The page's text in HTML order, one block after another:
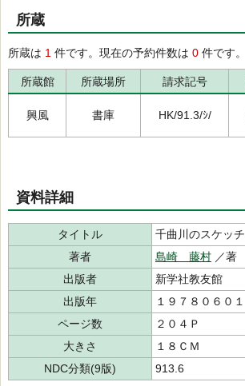
所蔵
所蔵は 1 件です。現在の予約件数は 0 件です。
所蔵館 所蔵場所 請求記号
興風 書庫 HK/91.3/ｼ/
資料詳細
タイトル
千曲川のスケッチ
著者
島崎 藤村 ／著
出版者
新学社教友館
出版年
１９７８０６０１
ページ数
２０４Ｐ
大きさ
１８ＣＭ
NDC分類(9版)
913.6